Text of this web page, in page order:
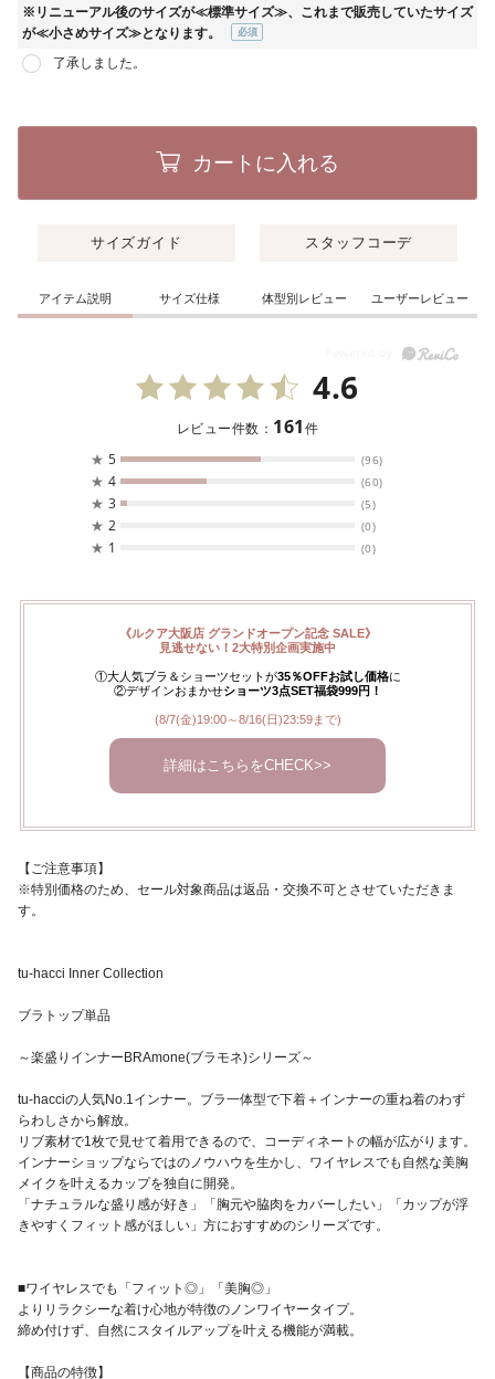
※リニューアル後のサイズが≪標準サイズ≫、これまで販売していたサイズ
が≪小さめサイズ≫となります。
了承しました。
カートに入れる
サイズガイド スタッフコーデ
アイテム説明 サイズ仕様 体型別レビュー ユーザーレビュー
4.6
レビュー件数： 161件
★ 5 (96)
★ 4 (60)
★ 3 (5)
★ 2 (0)
★ 1 (0)
《ルクア大阪店 グランドオープン記念 SALE》
見逃せない！2大特別企画実施中
①大人気ブラ＆ショーツセットが35％OFFお試し価格に
②デザインおまかせショーツ3点SET福袋999円！
(8/7(金)19:00～8/16(日)23:59まで)
詳細はこちらをCHECK>>
【ご注意事項】
※特別価格のため、セール対象商品は返品・交換不可とさせていただきま
す。
tu-hacci Inner Collection
ブラトップ単品
～楽盛りインナーBRAmone(ブラモネ)シリーズ～
tu-hacciの人気No.1インナー。ブラ一体型で下着＋インナーの重ね着のわず
らわしさから解放。
リブ素材で1枚で見せて着用できるので、コーディネートの幅が広がります。
インナーショップならではのノウハウを生かし、ワイヤレスでも自然な美胸
メイクを叶えるカップを独自に開発。
「ナチュラルな盛り感が好き」「胸元や脇肉をカバーしたい」「カップが浮
きやすくフィット感がほしい」方におすすめのシリーズです。
■ワイヤレスでも「フィット◎」「美胸◎」
よりリラクシーな着け心地が特徴のノンワイヤータイプ。
締め付けず、自然にスタイルアップを叶える機能が満載。
【商品の特徴】